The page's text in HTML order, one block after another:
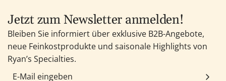
Jetzt zum Newsletter anmelden!
Bleiben Sie informiert über exklusive B2B-Angebote,
neue Feinkostprodukte und saisonale Highlights von
Ryan’s Specialties.